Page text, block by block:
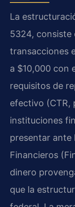
La
5324, consiste
transacciones
a $10,000 con
requisitos de
efectivo (CTR,
instituciones
presentar ante
Financieros
dinero
que la